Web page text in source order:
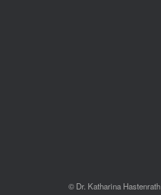
© Dr. Katharina Hastenrath